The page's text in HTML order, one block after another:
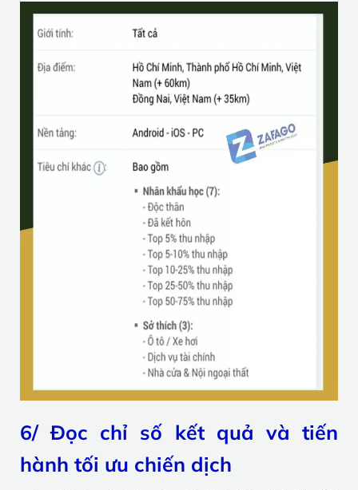
6/ Đọc chỉ số kết quả và tiến
hành tối ưu chiến dịch